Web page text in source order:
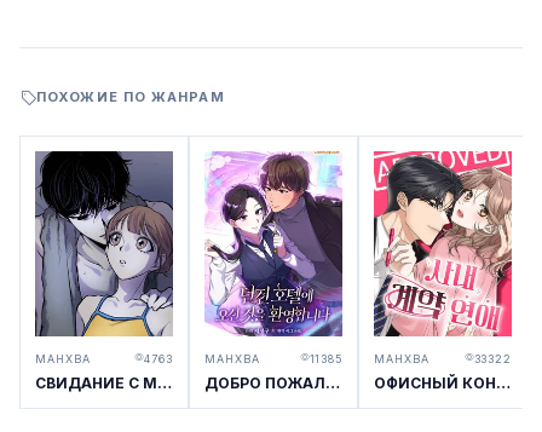
ПОХОЖИЕ ПО ЖАНРАМ
МАНХВА 4763
СВИДАНИЕ С МРАЧНЫМ ЗАДРОТОМ
МАНХВА 11385
ДОБРО ПОЖАЛОВАТЬ В ОТЕЛЬ-ПОДЗЕМЕЛЬЕ
МАНХВА 33322
ОФИСНЫЙ КОНТРАКТНЫЙ РОМАН